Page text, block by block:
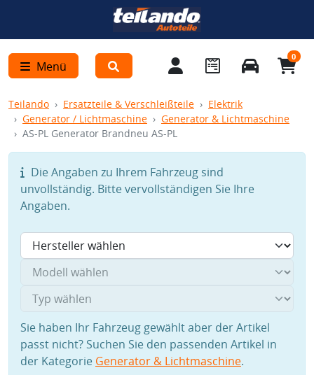
Menü
0
Teilando Ersatzteile & Verschleißteile
Elektrik
Generator / Lichtmaschine
Generator & Lichtmaschine
AS-PL Generator Brandneu AS-PL
Die Angaben zu Ihrem Fahrzeug sind
unvollständig. Bitte vervollständigen Sie Ihre
Angaben.
Sie haben Ihr Fahrzeug gewählt aber der Artikel
passt nicht? Suchen Sie den passenden Artikel in
der Kategorie Generator & Lichtmaschine.